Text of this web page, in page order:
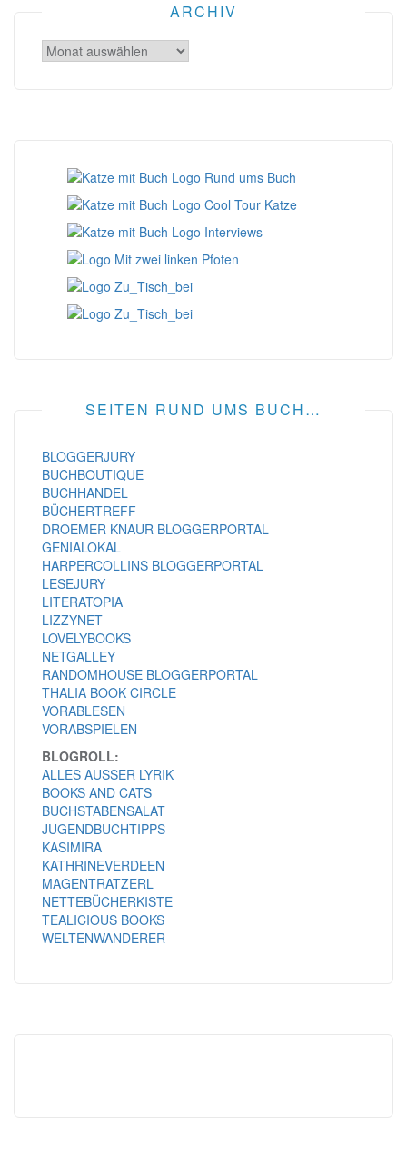
ARCHIV
Archiv
SEITEN RUND UMS BUCH…
BLOGGERJURY
BUCHBOUTIQUE
BUCHHANDEL
BÜCHERTREFF
DROEMER KNAUR BLOGGERPORTAL
GENIALOKAL
HARPERCOLLINS BLOGGERPORTAL
LESEJURY
LITERATOPIA
LIZZYNET
LOVELYBOOKS
NETGALLEY
RANDOMHOUSE BLOGGERPORTAL
THALIA BOOK CIRCLE
VORABLESEN
VORABSPIELEN
BLOGROLL:
ALLES AUSSER LYRIK
BOOKS AND CATS
BUCHSTABENSALAT
JUGENDBUCHTIPPS
KASIMIRA
KATHRINEVERDEEN
MAGENTRATZERL
NETTEBÜCHERKISTE
TEALICIOUS BOOKS
WELTENWANDERER